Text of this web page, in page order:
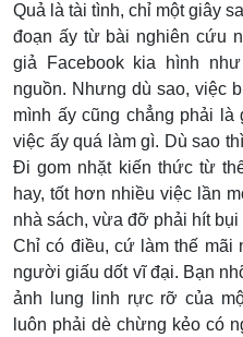
Quả là tài tình, chỉ một giây
đoạn ấy từ bài nghiên cứu
giả Facebook kia hình
nguồn. Nhưng dù sao, việc
mình ấy cũng chẳng phải
việc ấy quá làm gì. Dù sao
Đi gom nhặt kiến thức từ
hay, tốt hơn nhiều việc lần
nhà sách, vừa đỡ phải hít
Chỉ có điều, cứ làm thế mãi
người giấu dốt vĩ đại. Bạn
ảnh lung linh rực rỡ của
luôn phải dè chừng kẻo có